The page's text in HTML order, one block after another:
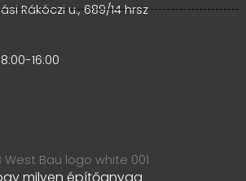
Rákóczi u., 689/14 hrsz
16:00